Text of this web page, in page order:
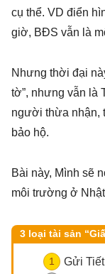
cụ thể. VD điển
giờ, BĐS vẫn là
Nhưng thời đại
tờ”, nhưng vẫn là
người thừa nhận,
bảo hộ.
Bài này, Mình sẽ
môi trường ở
3 loại tài sản
Gửi